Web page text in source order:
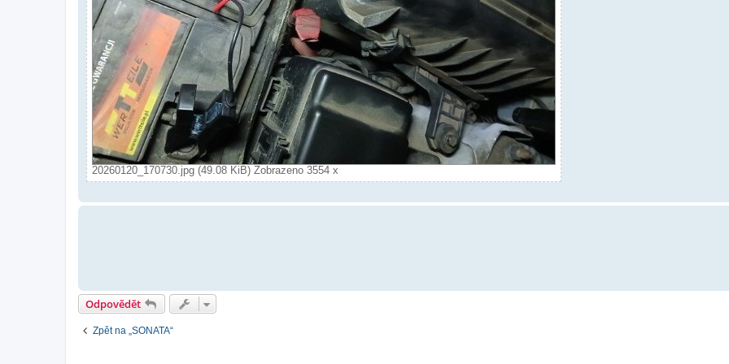
20260120_170730.jpg (49.08 KiB) Zobrazeno 3554 x
Odpovědět
Zpět na „SONATA“